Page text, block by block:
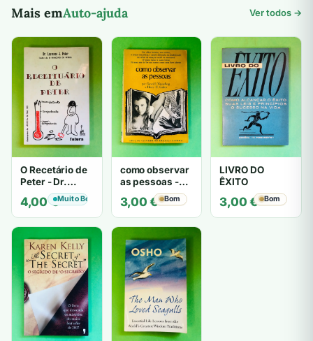
Mais emAuto-ajuda Ver todos →
O Recetário de
Peter - Dr.
Laurence J.
Peter
4,00€Muito Bom
como observar
as pessoas -
Gerard I.
Nierenberg e
Henry H. Calero
3,00€ Bom
LIVRO DO
ÊXITO
3,00€ Bom